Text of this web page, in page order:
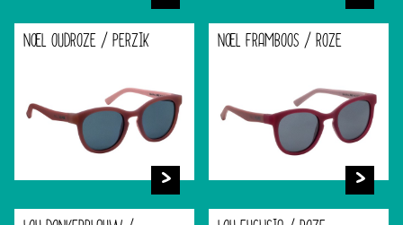
NOEL OUDROZE / PERZIK NOEL FRAMBOOS / ROZE